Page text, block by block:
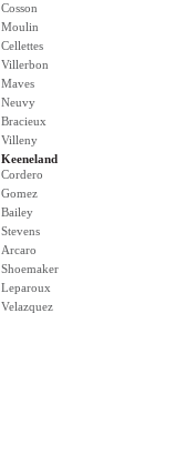
Cosson
Moulin
Cellettes
Villerbon
Maves
Neuvy
Bracieux
Villeny
Keeneland
Cordero
Gomez
Bailey
Stevens
Arcaro
Shoemaker
Leparoux
Velazquez